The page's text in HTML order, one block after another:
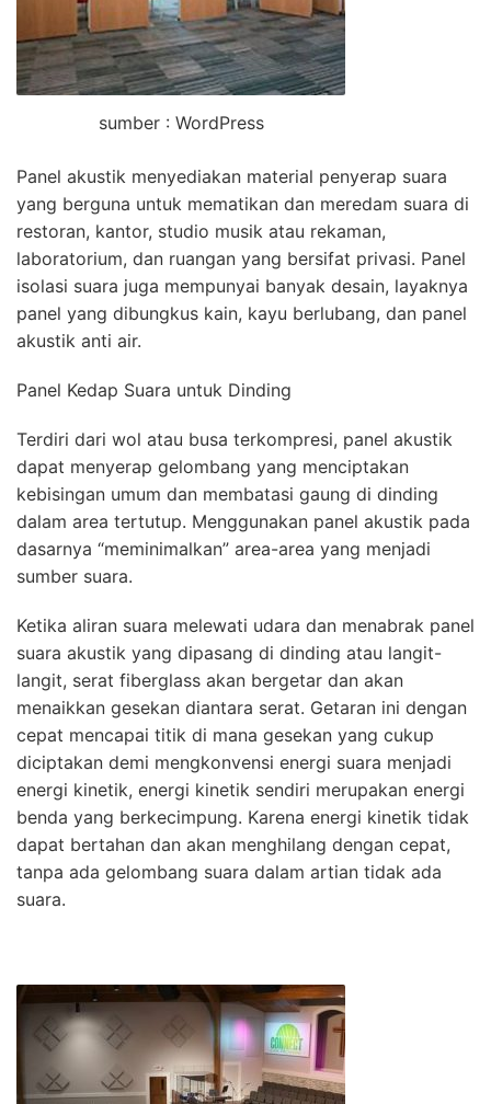
sumber : WordPress
Panel akustik menyediakan material penyerap suara
yang berguna untuk mematikan dan meredam suara di
restoran, kantor, studio musik atau rekaman,
laboratorium, dan ruangan yang bersifat privasi. Panel
isolasi suara juga mempunyai banyak desain, layaknya
panel yang dibungkus kain, kayu berlubang, dan panel
akustik anti air.
Panel Kedap Suara untuk Dinding
Terdiri dari wol atau busa terkompresi, panel akustik
dapat menyerap gelombang yang menciptakan
kebisingan umum dan membatasi gaung di dinding
dalam area tertutup. Menggunakan panel akustik pada
dasarnya “meminimalkan” area-area yang menjadi
sumber suara.
Ketika aliran suara melewati udara dan menabrak panel
suara akustik yang dipasang di dinding atau langit-
langit, serat fiberglass akan bergetar dan akan
menaikkan gesekan diantara serat. Getaran ini dengan
cepat mencapai titik di mana gesekan yang cukup
diciptakan demi mengkonvensi energi suara menjadi
energi kinetik, energi kinetik sendiri merupakan energi
benda yang berkecimpung. Karena energi kinetik tidak
dapat bertahan dan akan menghilang dengan cepat,
tanpa ada gelombang suara dalam artian tidak ada
suara.